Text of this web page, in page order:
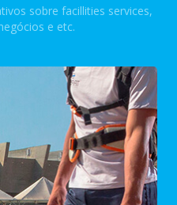
sobre facillities services,
e etc.